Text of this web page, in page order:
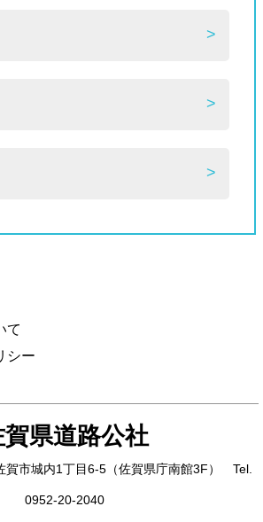
て
シー
県道路公社
市城内1丁目6-5（佐賀県庁南館3F） Tel.
0952-20-2040